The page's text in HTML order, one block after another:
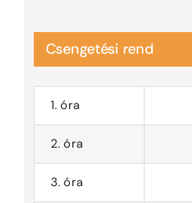
Csengetési rend
1. óra
2. óra
3. óra